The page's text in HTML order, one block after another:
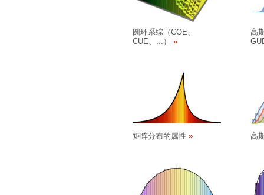
圆环系综（COE、
CUE、...）
高
矩阵分布的属性 高